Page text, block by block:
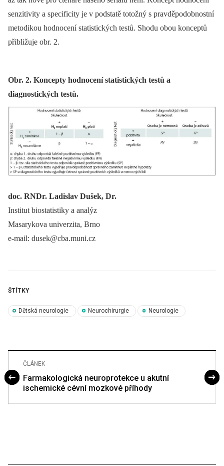
senzitivity a specificity je v podstatě totožný s pravděpodobnostní
metodikou hodnocení statistických testů. Shodu obou konceptů
přibližuje obr. 2.
Obr. 2. Koncepty hodnocení statistických testů a
diagnostických testů.
doc. RNDr. Ladislav Dušek, Dr.
Institut biostatistiky a analýz
Masarykova univerzita, Brno
e-mail: dusek@cba.muni.cz
ŠTÍTKY
Dětská neurologie Neurochirurgie Neurologie
ČLÁNEK
Farmakologická neuroprotekce u akutní
ischemické cévní mozkové příhody